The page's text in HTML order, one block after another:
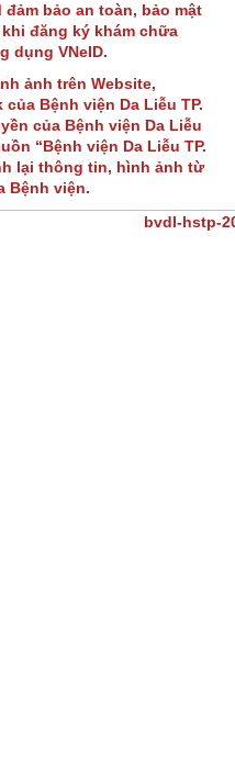
đảm bảo an toàn, bảo mật
đăng ký khám chữa
dụng VNeID.
ảnh trên Website,
của Bệnh viện Da Liễu TP.
của Bệnh viện Da Liễu
“Bệnh viện Da Liễu TP.
lại thông tin, hình ảnh từ
Bệnh viện.